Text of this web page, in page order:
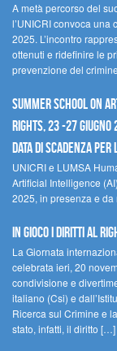
A metà percorso del
l’UNICRI convoca una
2025. L’incontro
ottenuti e ridefinire le
prevenzione del
Summer School on
Rights, 23 -27
Data di scadenza
UNICRI e LUMSA
Artificial Intelligence
2025, in presenza e da
In gioco i diritti al
La Giornata
celebrata ieri, 20
condivisione e
italiano (Csi) e
Ricerca sul Crimine e
stato, infatti, il diritto […]